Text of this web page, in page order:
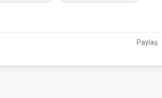
Paylaş